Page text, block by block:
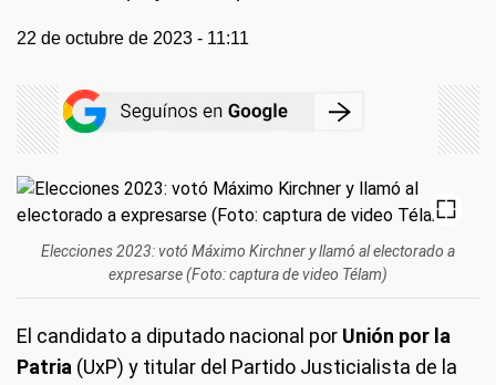
22 de octubre de 2023 - 11:11
Elecciones 2023: votó Máximo Kirchner y llamó al electorado a
expresarse (Foto: captura de video Télam)
El candidato a diputado nacional por Unión por la
Patria (UxP) y titular del Partido Justicialista de la